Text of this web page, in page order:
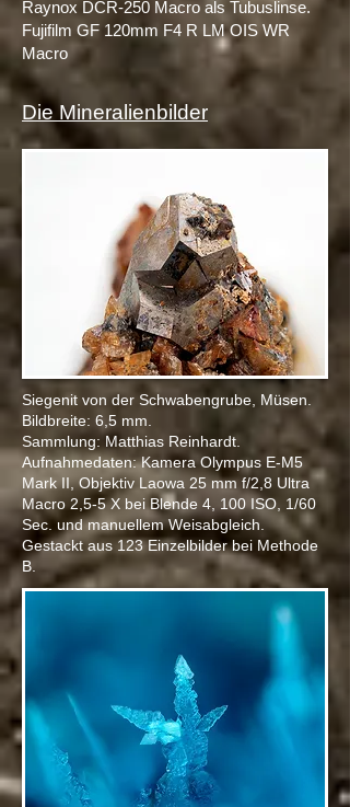
Raynox DCR-250 Macro als Tubuslinse.
Fujifilm GF 120mm F4 R LM OIS WR
Macro
Die Mineralienbilder
Siegenit von der Schwabengrube, Müsen.
Bildbreite: 6,5 mm.
Sammlung: Matthias Reinhardt.
Aufnahmedaten: Kamera Olympus E-M5
Mark II, Objektiv L aowa 25 mm f/2,8 Ultra
Macro 2,5-5 X bei Blende 4, 100 ISO, 1/60
Sec. und manuellem Weisabgleich.
Gestackt aus 123 Einzelbilder bei Methode
B.